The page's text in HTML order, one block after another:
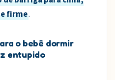
firme.
o bebê dormir
entupido